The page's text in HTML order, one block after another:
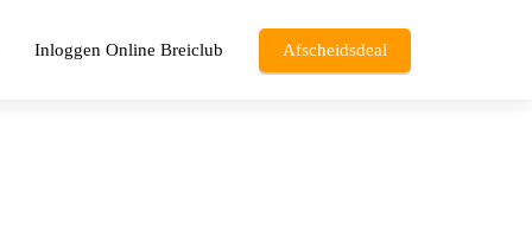
Inloggen Online Breiclub Afscheidsdeal